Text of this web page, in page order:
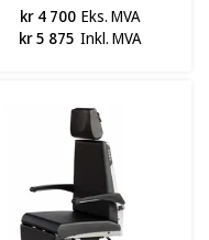
kr 4 700 Eks. MVA
kr 5 875 Inkl. MVA